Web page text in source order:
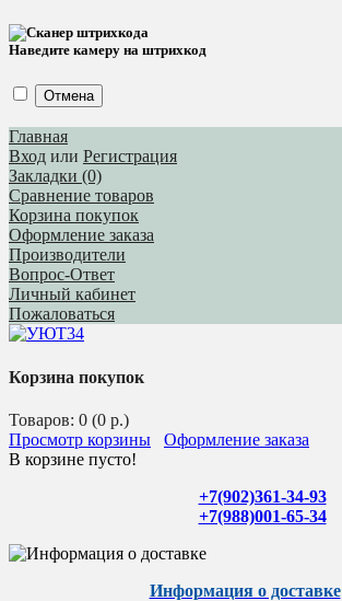
Наведите камеру на штрихкод
Отмена
Главная
Вход или Регистрация
Закладки (0)
Сравнение товаров
Корзина покупок
Оформление заказа
Производители
Вопрос-Ответ
Личный кабинет
Пожаловаться
Корзина покупок
Товаров: 0 (0 р.)
Просмотр корзины
Оформление заказа
В корзине пусто!
+7(902)361-34-93
+7(988)001-65-34
Информация о доставке